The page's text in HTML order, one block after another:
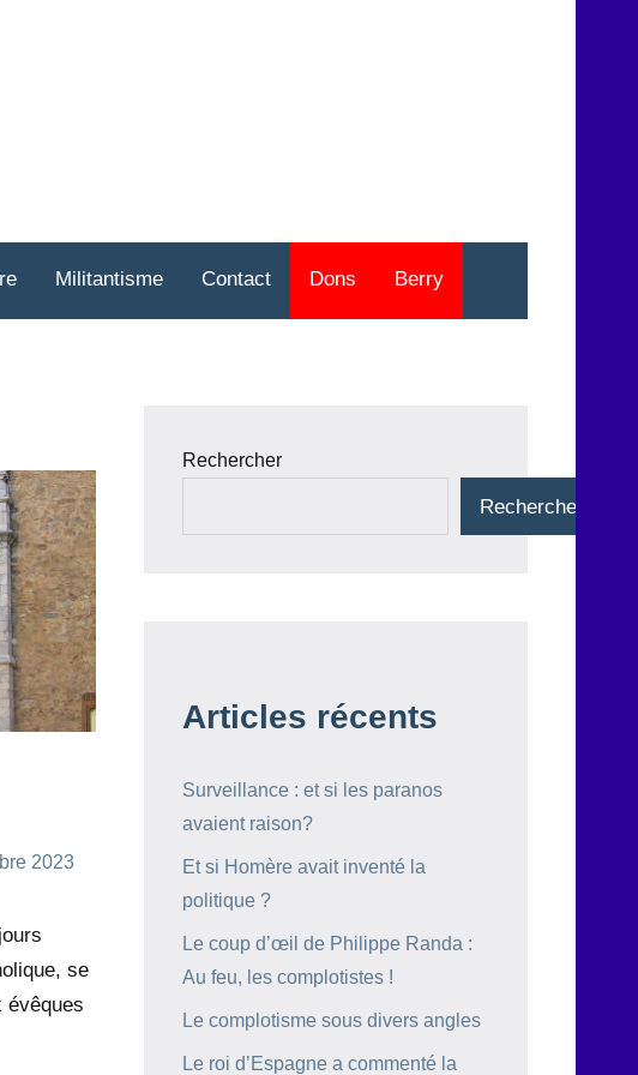
Militantisme Contact Dons Berry
2023
se
évêques
Rechercher
Rechercher
Articles récents
Surveillance : et si les paranos
avaient raison?
Et si Homère avait inventé la
politique ?
Le coup d’œil de Philippe Randa :
Au feu, les complotistes !
Le complotisme sous divers angles
Le roi d’Espagne a commenté la